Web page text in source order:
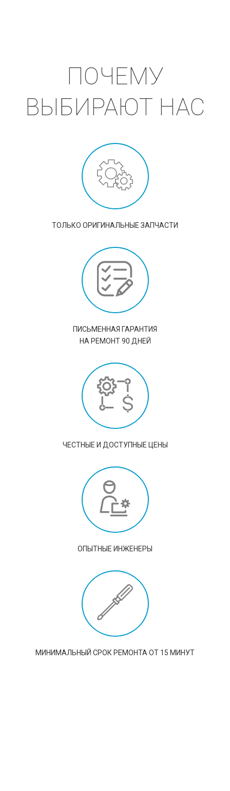
ПОЧЕМУ
ВЫБИРАЮТ НАС
ТОЛЬКО ОРИГИНАЛЬНЫЕ ЗАПЧАСТИ
ПИСЬМЕННАЯ ГАРАНТИЯ
НА РЕМОНТ 90 ДНЕЙ
ЧЕСТНЫЕ И ДОСТУПНЫЕ ЦЕНЫ
ОПЫТНЫЕ ИНЖЕНЕРЫ
МИНИМАЛЬНЫЙ СРОК РЕМОНТА ОТ 15 МИНУТ